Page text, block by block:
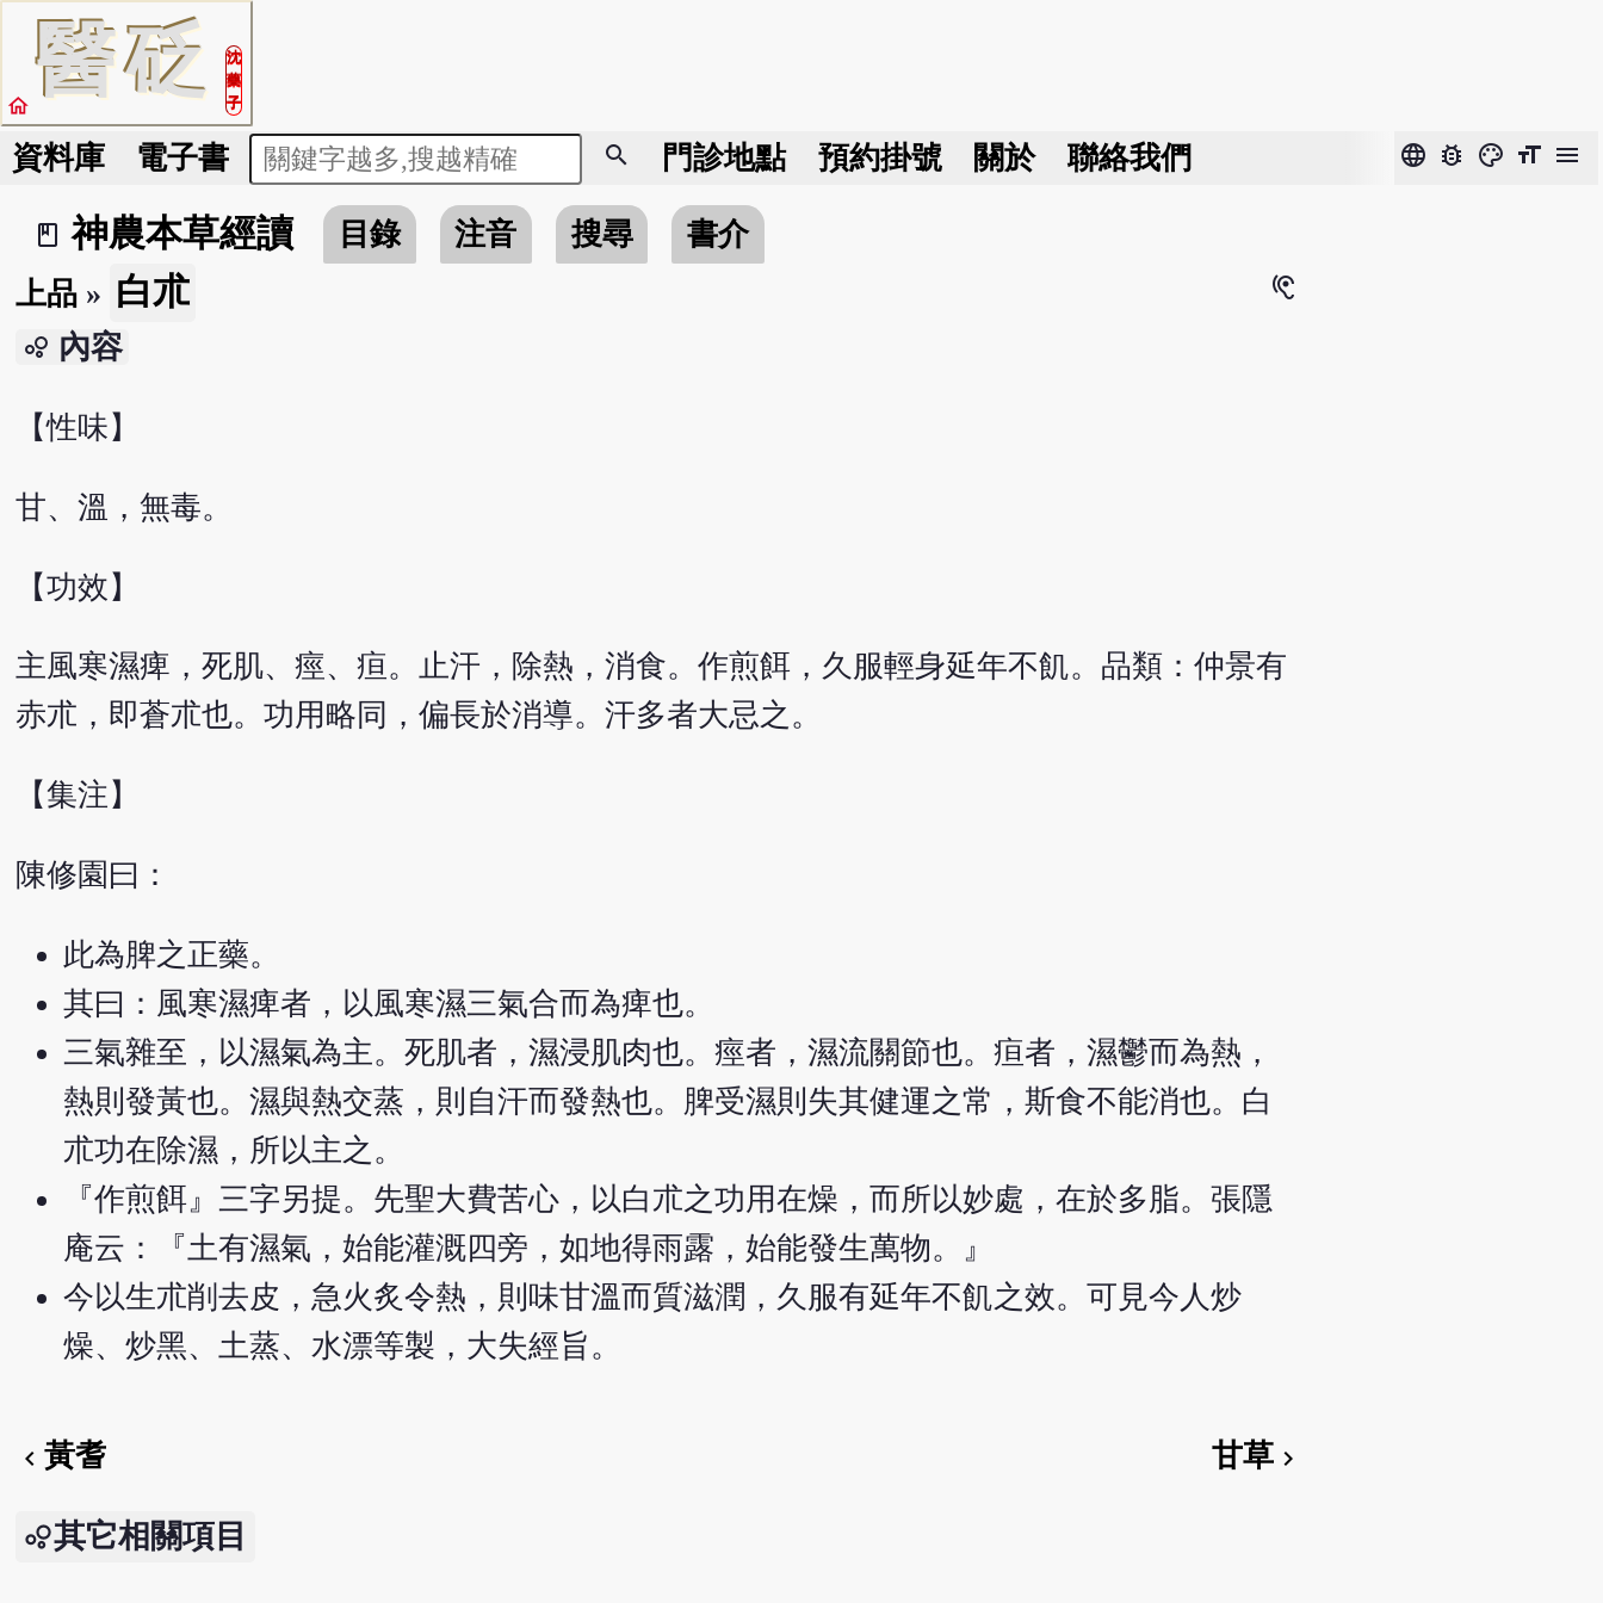
醫砭
沈
藥
子
home
資料庫 電子書 search 門診地點 預約掛號 關於 聯絡我們 language bug_report color_lens format_size menu
book_2
神農本草經讀 目錄 注音 搜尋
書介
上品» 白朮 hearing
bubble_chart 內容
【性味】
甘、溫，無毒。
【功效】
主風寒濕痺，死肌、痙、疸。止汗，除熱，消食。作煎餌，久服輕身延年不飢。品類：仲景有
赤朮，即蒼朮也。功用略同，偏長於消導。汗多者大忌之。
【集注】
陳修園曰：
此為脾之正藥。
其曰：風寒濕痺者，以風寒濕三氣合而為痺也。
三氣雜至，以濕氣為主。死肌者，濕浸肌肉也。痙者，濕流關節也。疸者，濕鬱而為熱，
熱則發黃也。濕與熱交蒸，則自汗而發熱也。脾受濕則失其健運之常，斯食不能消也。白
朮功在除濕，所以主之。
『作煎餌』三字另提。先聖大費苦心，以白朮之功用在燥，而所以妙處，在於多脂。張隱
庵云：『土有濕氣，始能灌溉四旁，如地得雨露，始能發生萬物。』
今以生朮削去皮，急火炙令熱，則味甘溫而質滋潤，久服有延年不飢之效。可見今人炒
燥、炒黑、土蒸、水漂等製，大失經旨。
chevron_left 黃耆 甘草chevron_right
其它相關項目